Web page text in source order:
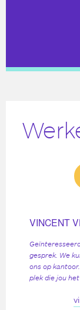
VINCENT
gesprek. We
ons op
plek die jou